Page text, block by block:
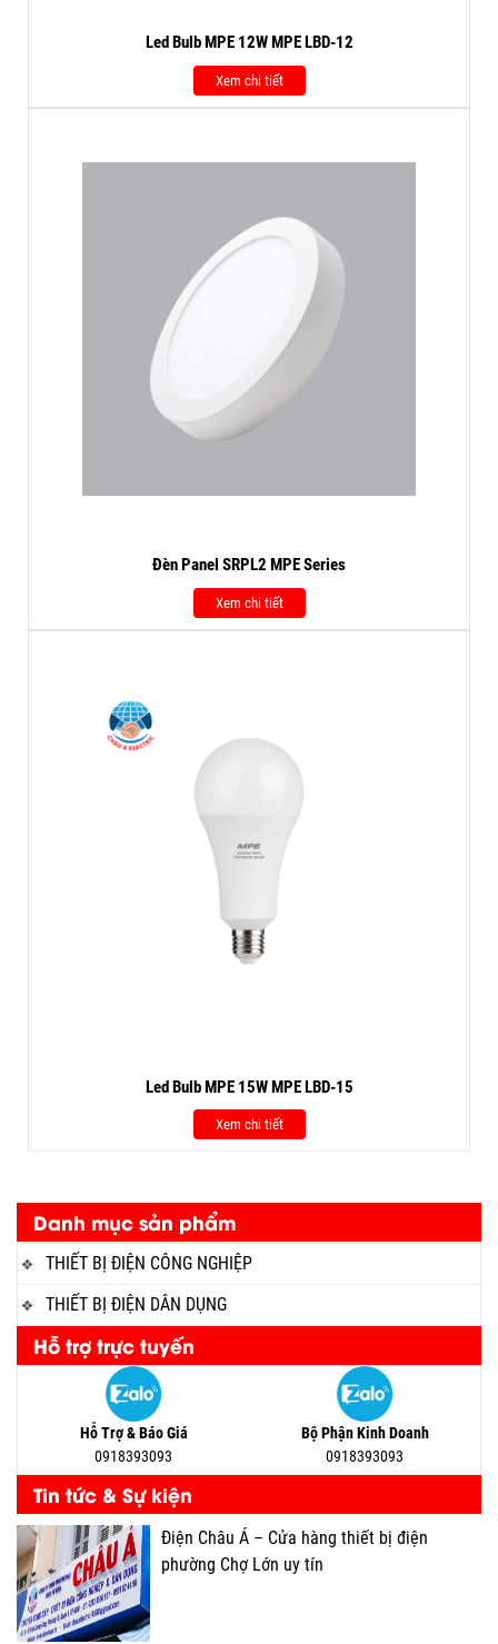
Danh mục sản phẩm
THIẾT BỊ ĐIỆN CÔNG NGHIỆP
THIẾT BỊ ĐIỆN DÂN DỤNG
Hỗ trợ trực tuyến
Hỗ Trợ & Báo Giá
0918393093
Bộ Phận Kinh Doanh
0918393093
Tin tức & Sự kiện
Điện Châu Á – Cửa hàng thiết bị điện
phường Chợ Lớn uy tín
Led Bulb MPE 12W MPE LBD-12
Xem chi tiết
Đèn Panel SRPL2 MPE Series
Xem chi tiết
Led Bulb MPE 15W MPE LBD-15
Xem chi tiết